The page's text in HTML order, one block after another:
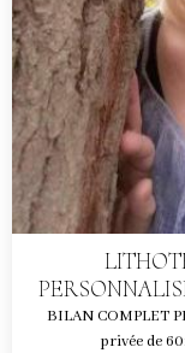
BILAN COMPLET
privée de